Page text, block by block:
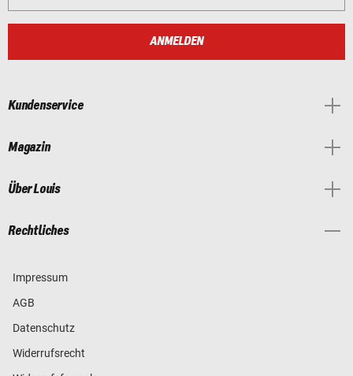
ANMELDEN
Kundenservice
Magazin
Über Louis
Rechtliches
Impressum
AGB
Datenschutz
Widerrufsrecht